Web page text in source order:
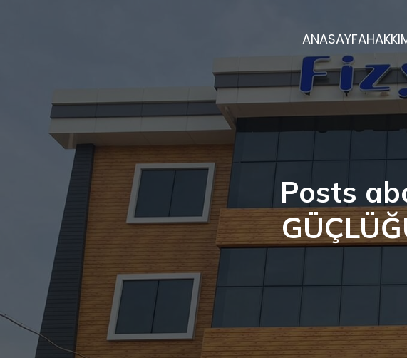
ANASAYFA
Posts